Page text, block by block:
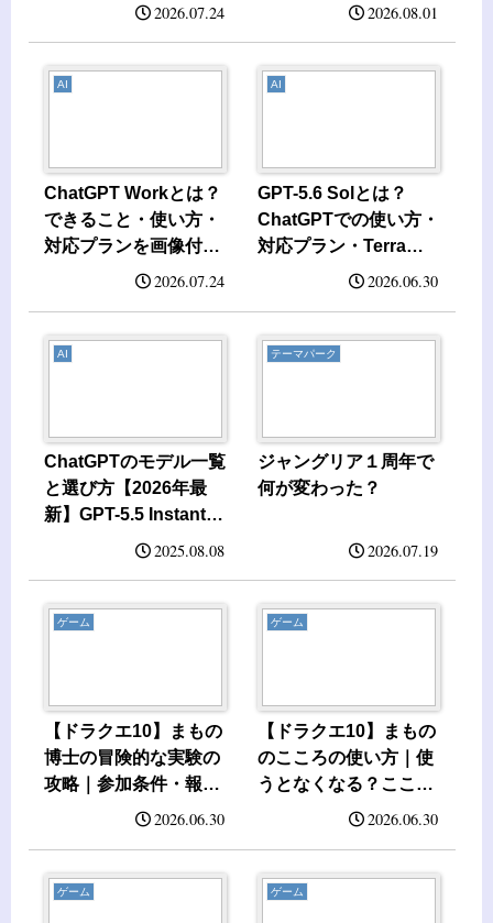
2026.07.24 2026.08.01
AI
ChatGPT Workとは？
できること・使い方・
対応プランを画像付き
2026.07.24
AI
GPT-5.6 Solとは？
ChatGPTでの使い方・
対応プラン・Terra／
Lunaとの違い【2026
2026.06.30
AI
ChatGPTのモデル一覧
と選び方【2026年最
新】GPT-5.5 Instant・
GPT-5.6 Solを比較2025.08.08
テーマパーク
ジャングリア１周年で
何が変わった？
2026.07.19
ゲーム
【ドラクエ10】まもの
博士の冒険的な実験の
攻略｜参加条件・報
2026.06.30
ゲーム
【ドラクエ10】まもの
のこころの使い方｜使
うとなくなる？こころ
2026.06.30
ゲーム ゲーム